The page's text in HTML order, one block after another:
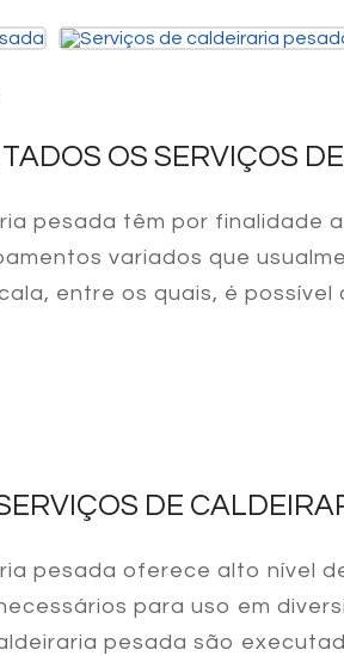
OS SERVIÇOS
pesada têm por finalidade
variados que
entre os quais, é possível
DE
pesada oferece alto nível
para uso em
pesada são